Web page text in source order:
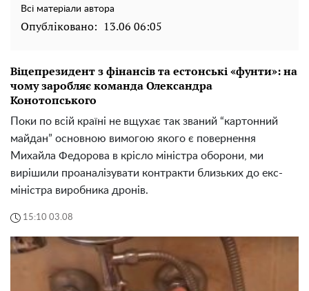
Всі матеріали автора
Опубліковано: 13.06 06:05
Віцепрезидент з фінансів та естонські «фунти»: на
чому заробляє команда Олександра
Конотопського
Поки по всій країні не вщухає так званий “картонний
майдан” основною вимогою якого є повернення
Михайла Федорова в крісло міністра оборони, ми
вирішили проаналізувати контракти близьких до екс-
міністра виробника дронів.
15:10 03.08